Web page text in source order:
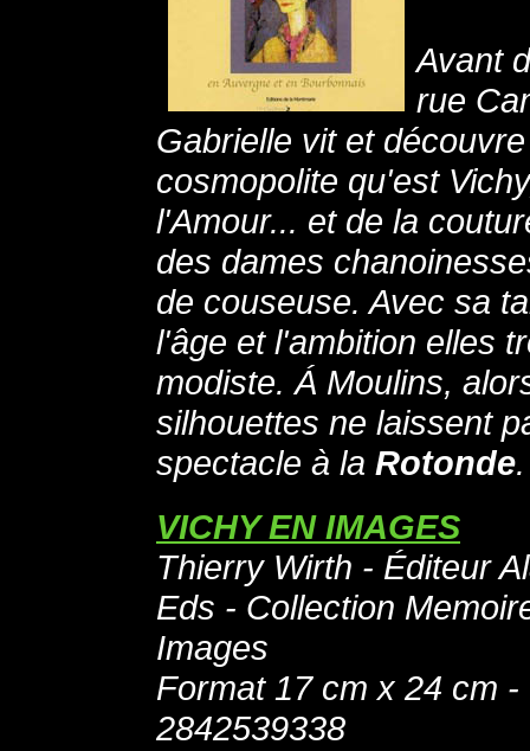
Avant
rue
Gabrielle vit et
cosmopolite qu'est
l'Amour... et de la
des dames
de couseuse. Avec sa
l'âge et l'ambition elles
modiste. Á Moulins,
silhouettes ne laissent
spectacle à la Rotonde.
VICHY EN IMAGES
Thierry Wirth - Éditeur
Eds - Collection
Images
Format 17 cm x 24 cm -
2842539338